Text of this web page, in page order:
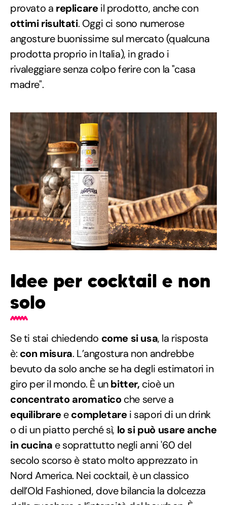
provato a replicareil prodotto, anche con
ottimi risultati. Oggi ci sono numerose
angosture buonissime sul mercato (qualcuna
prodotta proprio in Italia), in grado i
rivaleggiare senza colpo ferire con la "casa
madre".
Idee per cocktail e non
solo
Se ti stai chiedendo come si usa, la risposta
è: con misura. L’angostura non andrebbe
bevuto da solo anche se ha degli estimatori in
giro per il mondo. È unbitter, cioè un
concentrato aromaticoche serve a
equilibrareecompletarei sapori di un drink
o di un piatto perché sì, lo si può usare anche
in cucina e soprattutto negli anni '60 del
secolo scorso è stato molto apprezzato in
Nord America. Nei cocktail, è un classico
dell’Old Fashioned, dove bilancia la dolcezza